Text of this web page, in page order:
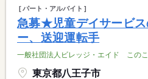
パート・アルバイト
急募★児童デイサービ
ー、送迎運転手
一般社団法人ビレッジ・エイド この
東京都八王子市